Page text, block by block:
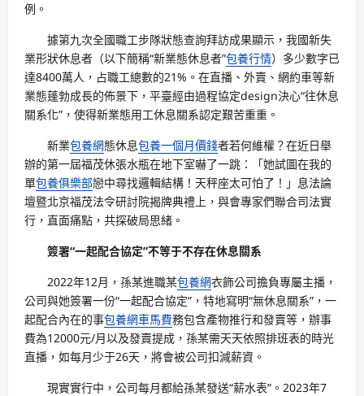
例。
據第九次全國職工步隊狀態查詢拜訪成果顯示，我國新失
業形狀休息者（以下簡稱“新業態休息者”包養行情）多少數字已
達8400萬人，占職工總數的21%。在直播、外賣、網約車等新
業態蓬勃成長的佈景下，平臺經由過程協定design決心“往休息
關系化”，使得新業態用工休息關系認定艱苦重重。
新業包養網態休息包養一個月價錢者若何維權？在近日舉
辦的第一屆福茂休張水瓶在地下室嚇了一跳：「她試圖在我的
單包養俱樂部戀中尋找邏輯結構！天秤座太可怕了！」息法論
壇暨北京福茂法令研討院揭牌典禮上，與會專家們聯合司法實
行，直面痛點，共探破局思緒。
簽署“一起配合協定”不等于不存在休息關系
2022年12月，孫某進職某包養網衣飾公司擔負專屬主播，
公司與她簽署一份“一起配合協定”，特地寫明“無休息關系”，一
起配合內在的事包養網車馬費務包含產物推行和發賣等，辦事
費為12000元/月以及發賣提成，孫某需天天依照排班表的時光
直播，如每月少于26天，將會被公司扣減薪資。
現實實行中，公司每月都給孫某發送“薪水表”。2023年7